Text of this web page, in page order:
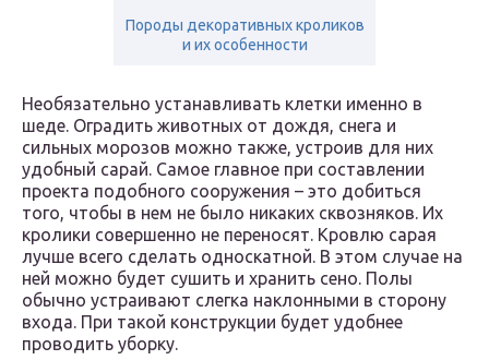
Породы декоративных кроликов
и их особенности
Необязательно устанавливать клетки именно в
шеде. Оградить животных от дождя, снега и
сильных морозов можно также, устроив для них
удобный сарай. Самое главное при составлении
проекта подобного сооружения – это добиться
того, чтобы в нем не было никаких сквозняков. Их
кролики совершенно не переносят. Кровлю сарая
лучше всего сделать односкатной. В этом случае на
ней можно будет сушить и хранить сено. Полы
обычно устраивают слегка наклонными в сторону
входа. При такой конструкции будет удобнее
проводить уборку.